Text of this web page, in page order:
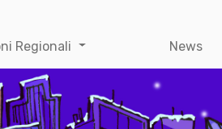
Regionali News